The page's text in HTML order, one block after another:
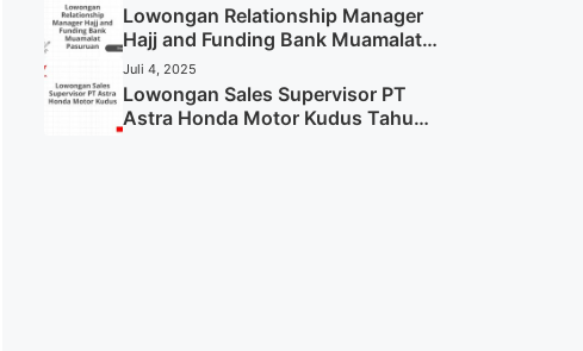
Lowongan Relationship Manager
Hajj and Funding Bank Muamalat
Pasuruan Tahun 2025 (Apply
Now)
Juli 4, 2025
Lowongan Sales Supervisor PT
Astra Honda Motor Kudus Tahun